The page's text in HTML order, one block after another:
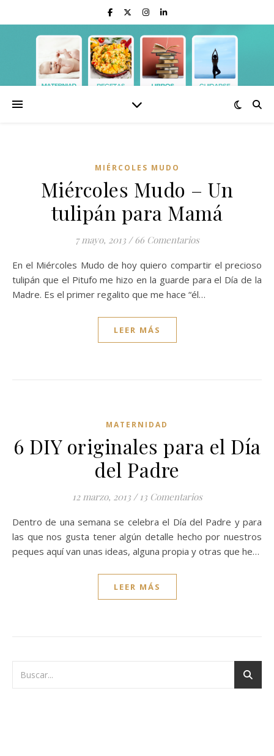
MIÉRCOLES MUDO
Miércoles Mudo – Un
tulipán para Mamá
7 mayo, 2013 / 66 Comentarios
En el Miércoles Mudo de hoy quiero compartir el precioso
tulipán que el Pitufo me hizo en la guarde para el Día de la
Madre. Es el primer regalito que me hace “él…
LEER MÁS
MATERNIDAD
6 DIY originales para el Día
del Padre
12 marzo, 2013 / 13 Comentarios
Dentro de una semana se celebra el Día del Padre y para
las que nos gusta tener algún detalle hecho por nuestros
peques aquí van unas ideas, alguna propia y otras que he…
LEER MÁS